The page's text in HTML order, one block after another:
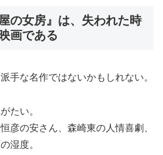
の女房』は、失われた時
画である
手な名作ではないかもしれない。
たい。
彦の安さん、森崎東の人情喜劇、
湿度。